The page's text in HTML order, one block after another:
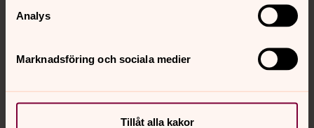
Analys
Marknadsföring och sociala medier
Tillåt alla kakor
Kontakt
Kalender